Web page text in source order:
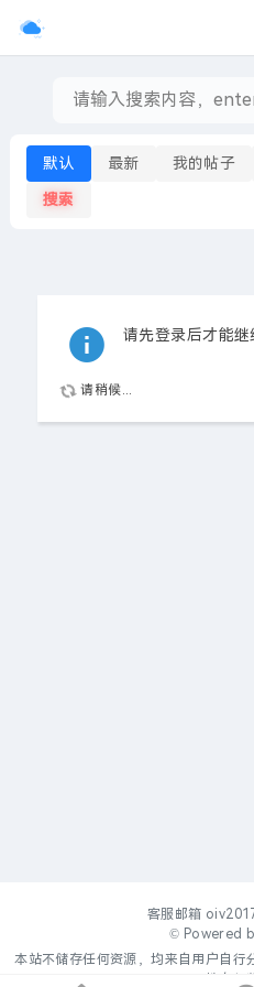
默认 最新 我的帖子
搜索
请先登录后才能继
请稍候...
客服邮箱
© Powered
本站不储存任何资源，均来自用户自行